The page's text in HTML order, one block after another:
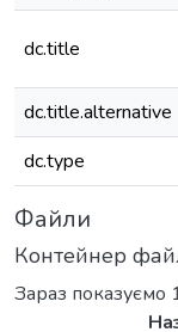
dc.title
dc.title.alternative
dc.type
Файли
Контейнер
Зараз показуємо